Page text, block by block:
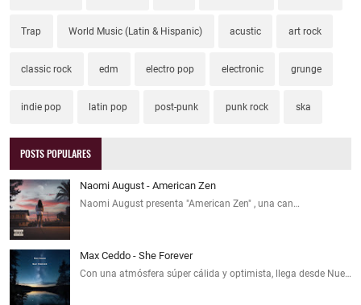
Trap World Music (Latin & Hispanic) acustic art rock
classic rock edm electro pop electronic grunge
indie pop latin pop post-punk punk rock ska
POSTS POPULARES
Naomi August - American Zen
Naomi August presenta "American Zen" , una can…
Max Ceddo - She Forever
Con una atmósfera súper cálida y optimista, llega desde Nue…